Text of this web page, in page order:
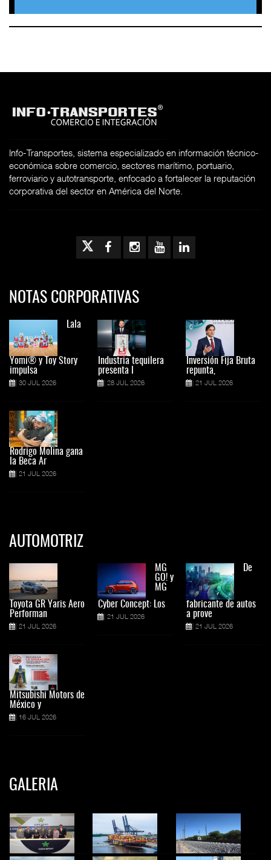
Info-Transportes, sistema especializado en información técnico-
económica sobre comercio, sectores marítimo, portuario,
ferroviario y autotransporte, enfocado a fortalecer la reputación
corporativa del sector en América del Norte.
NOTAS CORPORATIVAS
Lala
Yomi® y Toy Story
impulsa
30 JUL 2026
Rodrigo Molina gana
la Beca Ar
21 JUL 2026
Industria tequilera
presenta l
28 JUL 2026
Inversión Fija Bruta
repunta,
21 JUL 2026
AUTOMOTRIZ
Toyota GR Yaris Aero
Performan
21 JUL 2026
Mitsubishi Motors de
México y
16 JUL 2026
MG
GO! y
MG
Cyber Concept: Los
21 JUL 2026
De
fabricante de autos
a prove
21 JUL 2026
GALERIA